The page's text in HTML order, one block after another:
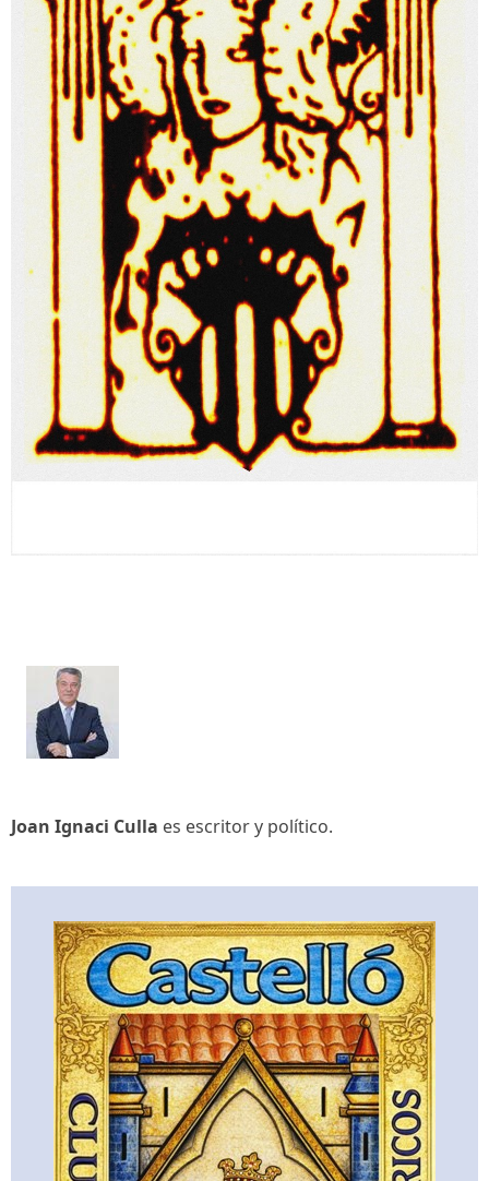
Joan Ignaci Culla es escritor y político.